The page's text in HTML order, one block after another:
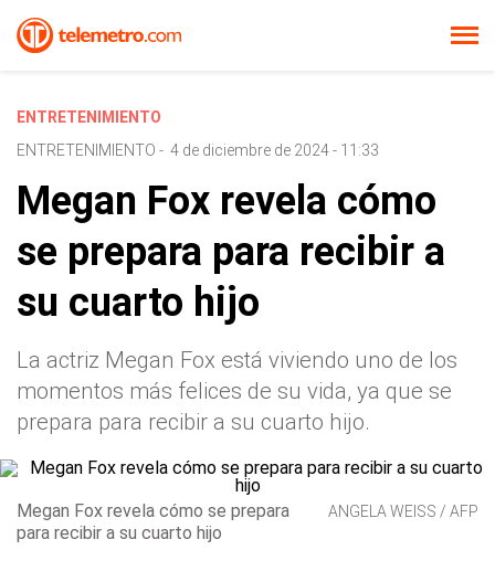
ENTRETENIMIENTO
ENTRETENIMIENTO - 4 de diciembre de 2024 - 11:33
Megan Fox revela cómo
se prepara para recibir a
su cuarto hijo
La actriz Megan Fox está viviendo uno de los
momentos más felices de su vida, ya que se
prepara para recibir a su cuarto hijo.
Megan Fox revela cómo se prepara
para recibir a su cuarto hijo
ANGELA WEISS / AFP